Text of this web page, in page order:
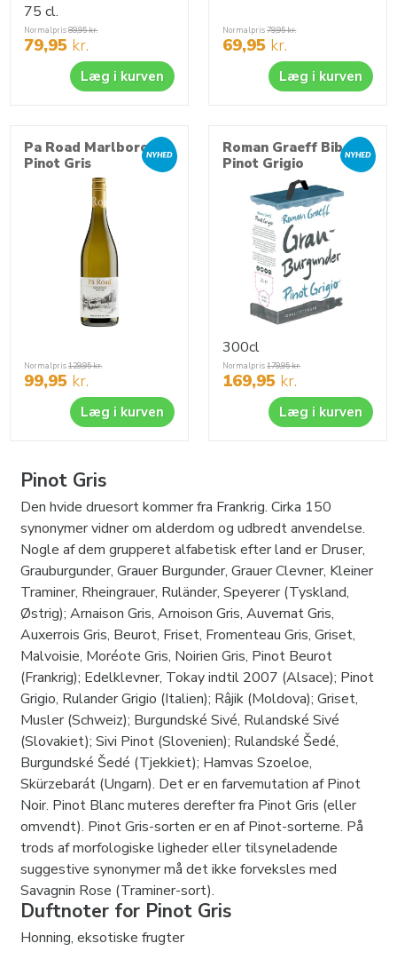
75 cl.
79,95 kr.
Normalpris89,95kr.
Læg i kurven
69,95 kr.
Normalpris79,95kr.
Læg i kurven
Pa Road Marlborough
Pinot Gris
99,95 kr.
Normalpris129,95kr.
Læg i kurven
Roman Graeff Bib
Pinot Grigio
300cl
169,95 kr.
Normalpris179,95kr.
Læg i kurven
Pinot Gris
Den hvide druesort kommer fra Frankrig. Cirka 150
synonymer vidner om alderdom og udbredt anvendelse.
Nogle af dem grupperet alfabetisk efter land er Druser,
Grauburgunder, Grauer Burgunder, Grauer Clevner, Kleiner
Traminer, Rheingrauer, Ruländer, Speyerer (Tyskland,
Østrig); Arnaison Gris, Arnoison Gris, Auvernat Gris,
Auxerrois Gris, Beurot, Friset, Fromenteau Gris, Griset,
Malvoisie, Moréote Gris, Noirien Gris, Pinot Beurot
(Frankrig); Edelklevner, Tokay indtil 2007 (Alsace); Pinot
Grigio, Rulander Grigio (Italien); Râjik (Moldova); Griset,
Musler (Schweiz); Burgundské Sivé, Rulandské Sivé
(Slovakiet); Sivi Pinot (Slovenien); Rulandské Šedé,
Burgundské Šedé (Tjekkiet); Hamvas Szoeloe,
Skürzebarát (Ungarn). Det er en farvemutation af Pinot
Noir. Pinot Blanc muteres derefter fra Pinot Gris (eller
omvendt). Pinot Gris-sorten er en af ​​Pinot-sorterne. På
trods af morfologiske ligheder eller tilsyneladende
suggestive synonymer må det ikke forveksles med
Savagnin Rose (Traminer-sort).
Duftnoter for Pinot Gris
Honning, eksotiske frugter